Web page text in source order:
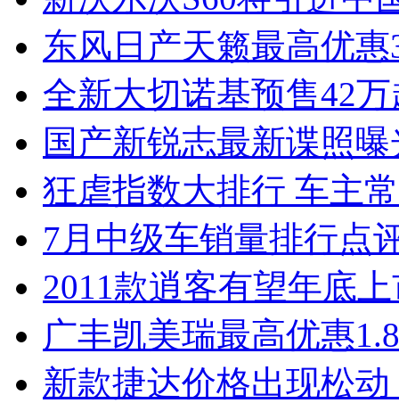
东风日产天籁最高优
全新大切诺基预售42
国产新锐志最新谍照
狂虐指数大排行 车主
7月中级车销量排行点
2011款逍客有望年底
广丰凯美瑞最高优惠
新款捷达价格出现松